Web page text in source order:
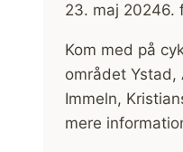
23. maj 20246.
Kom med på
området Ystad,
Immeln,
mere